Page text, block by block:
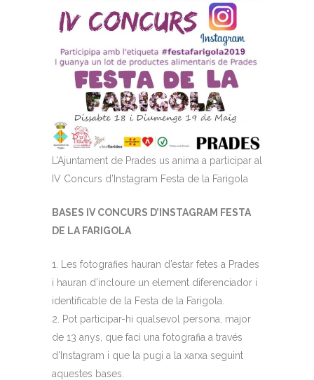
L’Ajuntament de Prades us anima a participar al
IV Concurs d’Instagram Festa de la Farigola
BASES IV CONCURS D’INSTAGRAM FESTA
DE LA FARIGOLA
Les fotografies hauran d’estar fetes a Prades
i hauran d’incloure un element diferenciador i
identificable de la Festa de la Farigola.
Pot participar-hi qualsevol persona, major
de 13 anys, que faci una fotografia a través
d’Instagram i que la pugi a la xarxa seguint
aquestes bases.